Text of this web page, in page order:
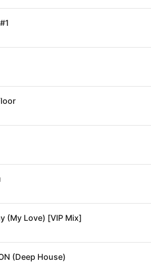
(My Love) [VIP Mix]
(Deep House)